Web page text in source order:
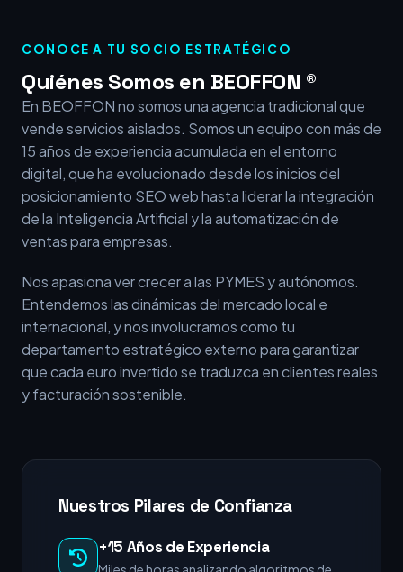
CONOCE A TU SOCIO ESTRATÉGICO
Quiénes Somos en BEOFFON ®
En BEOFFON no somos una agencia tradicional que
vende servicios aislados. Somos un equipo con más de
15 años de experiencia acumulada en el entorno
digital, que ha evolucionado desde los inicios del
posicionamiento SEO web hasta liderar la integración
de la Inteligencia Artificial y la automatización de
ventas para empresas.
Nos apasiona ver crecer a las PYMES y autónomos.
Entendemos las dinámicas del mercado local e
internacional, y nos involucramos como tu
departamento estratégico externo para garantizar
que cada euro invertido se traduzca en clientes reales
y facturación sostenible.
Nuestros Pilares de Confianza
+15 Años de Experiencia